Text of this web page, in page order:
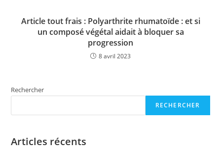
Article tout frais : Polyarthrite rhumatoïde : et si
un composé végétal aidait à bloquer sa
progression
8 avril 2023
Rechercher
RECHERCHER
Articles récents